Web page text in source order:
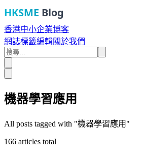
HKSME Blog
香港中小企業博客
網誌標籤編輯關於我們
機器學習應用
All posts tagged with "機器學習應用 "
166 articles total